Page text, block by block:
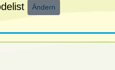
Ändern